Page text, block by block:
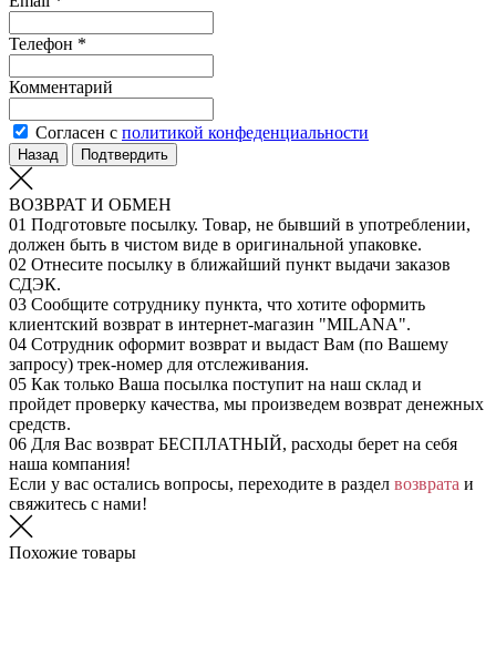
Телефон *
Комментарий
Согласен с политикой конфеденциальности
Назад Подтвердить
ВОЗВРАТ И ОБМЕН
01 Подготовьте посылку. Товар, не бывший в употреблении,
должен быть в чистом виде в оригинальной упаковке.
02 Отнесите посылку в ближайший пункт выдачи заказов
СДЭК.
03 Сообщите сотруднику пункта, что хотите оформить
клиентский возврат в интернет-магазин "MILANA".
04 Сотрудник оформит возврат и выдаст Вам (по Вашему
запросу) трек-номер для отслеживания.
05 Как только Ваша посылка поступит на наш склад и
пройдет проверку качества, мы произведем возврат денежных
средств.
06 Для Вас возврат БЕСПЛАТНЫЙ, расходы берет на себя
наша компания!
Если у вас остались вопросы, переходите в раздел возврата и
свяжитесь с нами!
Похожие товары